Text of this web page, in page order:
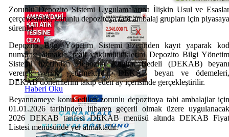
Haberi Oku
Zorunlu Depozito Sistemi Uygulamalarına İlişkin Usul ve
çerçevesinde, zorunlu depozitoya tabi ambalaj grupları için
sürenler
Depozito Bilgi Yönetim Sistemi üzerinden kayıt yaparak
numarası almakta, mali yükümlülüklerini Depozito Bilgi
Sistemi üzerinden Depozito Katılım Bedeli (DEKAB)
vererek yerine getirmektedir. DEKAB beyan ve
DEKAB dönemlerini takip eden ay içerisinde gerçekleştirilir.
Beyannameye konu edilen zorunlu depozitoya tabi ambalajlar
01.01.2026 tarihinden itibaren geçerli olmak üzere
2026 DEKAB tarifesi DEKAB menüsü altında DEKAB
Listesi menüsünde yer almaktadır.